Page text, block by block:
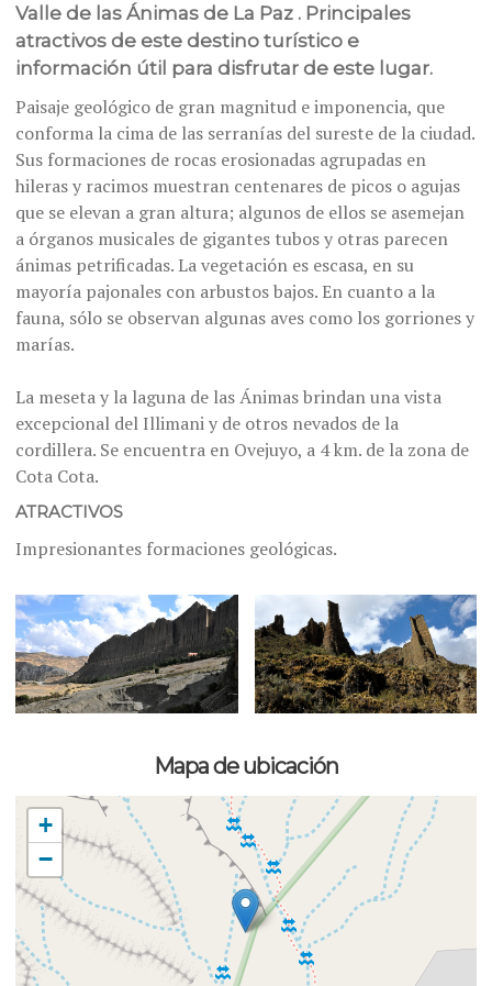
Valle de las Ánimas de La Paz . Principales
atractivos de este destino turístico e
información útil para disfrutar de este lugar.
Paisaje geológico de gran magnitud e imponencia, que
conforma la cima de las serranías del sureste de la ciudad.
Sus formaciones de rocas erosionadas agrupadas en
hileras y racimos muestran centenares de picos o agujas
que se elevan a gran altura; algunos de ellos se asemejan
a órganos musicales de gigantes tubos y otras parecen
ánimas petrificadas. La vegetación es escasa, en su
mayoría pajonales con arbustos bajos. En cuanto a la
fauna, sólo se observan algunas aves como los gorriones y
marías.
La meseta y la laguna de las Ánimas brindan una vista
excepcional del Illimani y de otros nevados de la
cordillera. Se encuentra en Ovejuyo, a 4 km. de la zona de
Cota Cota.
ATRACTIVOS
Impresionantes formaciones geológicas.
Mapa de ubicación
+
−